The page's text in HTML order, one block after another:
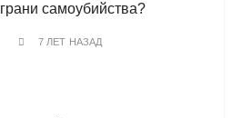
грани самоубийства?
7 ЛЕТ НАЗАД